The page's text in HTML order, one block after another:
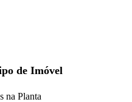
de Imóvel
na Planta